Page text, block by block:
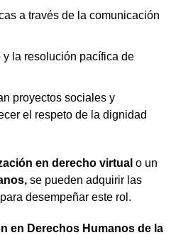
a través de la comunicación
la resolución pacífica de
proyectos sociales y
el respeto de la dignidad
en derecho virtual o un
se pueden adquirir las
desempeñar este rol.
en Derechos Humanos de la